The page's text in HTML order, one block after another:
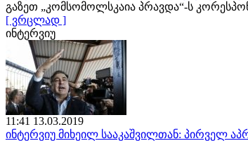
გაზეთ „კომსომოლსკაია პრავდა“-ს
[ ვრცლად ]
ინტერვიუ
11:41 13.03.2019
ინტერვიუ მიხეილ სააკაშვილთან: პირველ